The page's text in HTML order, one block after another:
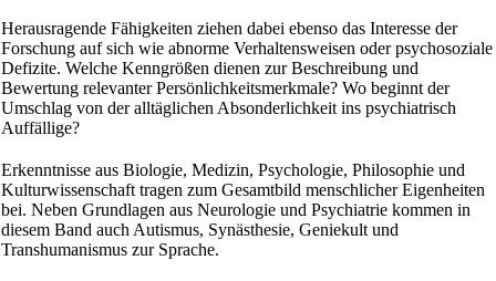
Herausragende Fähigkeiten ziehen dabei ebenso das Interesse der
Forschung auf sich wie abnorme Verhaltensweisen oder psychosoziale
Defizite. Welche Kenngrößen dienen zur Beschreibung und
Bewertung relevanter Persönlichkeitsmerkmale? Wo beginnt der
Umschlag von der alltäglichen Absonderlichkeit ins psychiatrisch
Auffällige?
Erkenntnisse aus Biologie, Medizin, Psychologie, Philosophie und
Kulturwissenschaft tragen zum Gesamtbild menschlicher Eigenheiten
bei. Neben Grundlagen aus Neurologie und Psychiatrie kommen in
diesem Band auch Autismus, Synästhesie, Geniekult und
Transhumanismus zur Sprache.